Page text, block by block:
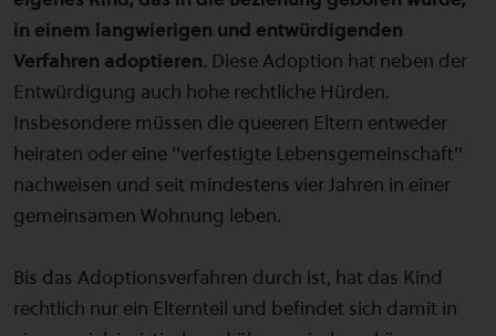
in einem langwierigen und entwürdigenden
Verfahren adoptieren. Diese Adoption hat neben der
Entwürdigung auch hohe rechtliche Hürden.
Insbesondere müssen die queeren Eltern entweder
heiraten oder eine "verfestigte Lebensgemeinschaft"
nachweisen und seit mindestens vier Jahren in einer
gemeinsamen Wohnung leben.
Bis das Adoptionsverfahren durch ist, hat das Kind
rechtlich nur ein Elternteil und befindet sich damit in